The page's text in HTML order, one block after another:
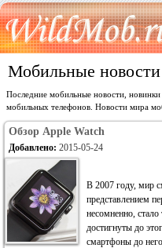
Мобильные новости
Последние мобильные новости,
мобильных телефонов. Новости мира
Обзор Apple Watch
Добавлено: 2015-05-24
В 2007 году, мир
представлением
несомненно,
достигнуты до
смартфоны до